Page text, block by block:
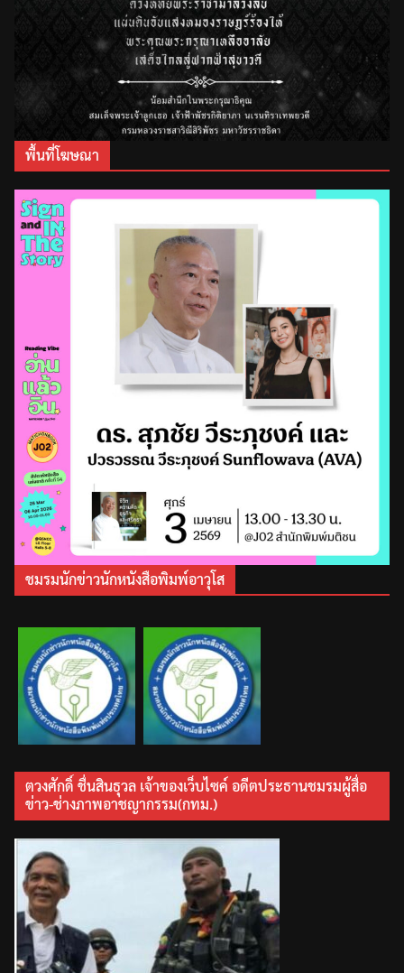
พื้นที่โฆษณา
ชมรมนักข่าวนักหนังสือพิมพ์อาวุโส
ตวงศักดิ์ ชื่นสินธุวล เจ้าของเว็บไซค์ อดีตประธานชมรมผู้สื่อ
ข่าว-ช่างภาพอาชญากรรม(กทม.)